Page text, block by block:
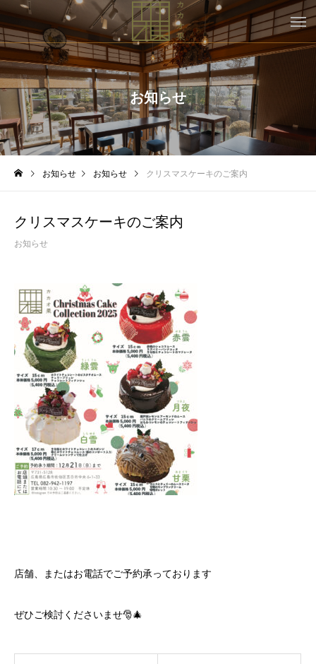
お知らせ
お知らせ お知らせ クリスマスケーキのご案内
クリスマスケーキのご案内
お知らせ
店舗、またはお電話でご予約承っております
ぜひご検討くださいませ🎅🎄